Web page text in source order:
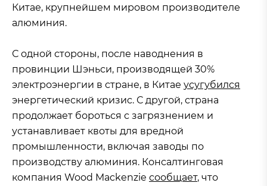
Китае, крупнейшем мировом производителе
алюминия.
С одной стороны, после наводнения в
провинции Шэньси, производящей 30%
электроэнергии в стране, в Китае усугубился
энергетический кризис. С другой, страна
продолжает бороться с загрязнением и
устанавливает квоты для вредной
промышленности, включая заводы по
производству алюминия. Консалтинговая
компания Wood Mackenzie сообщает, что